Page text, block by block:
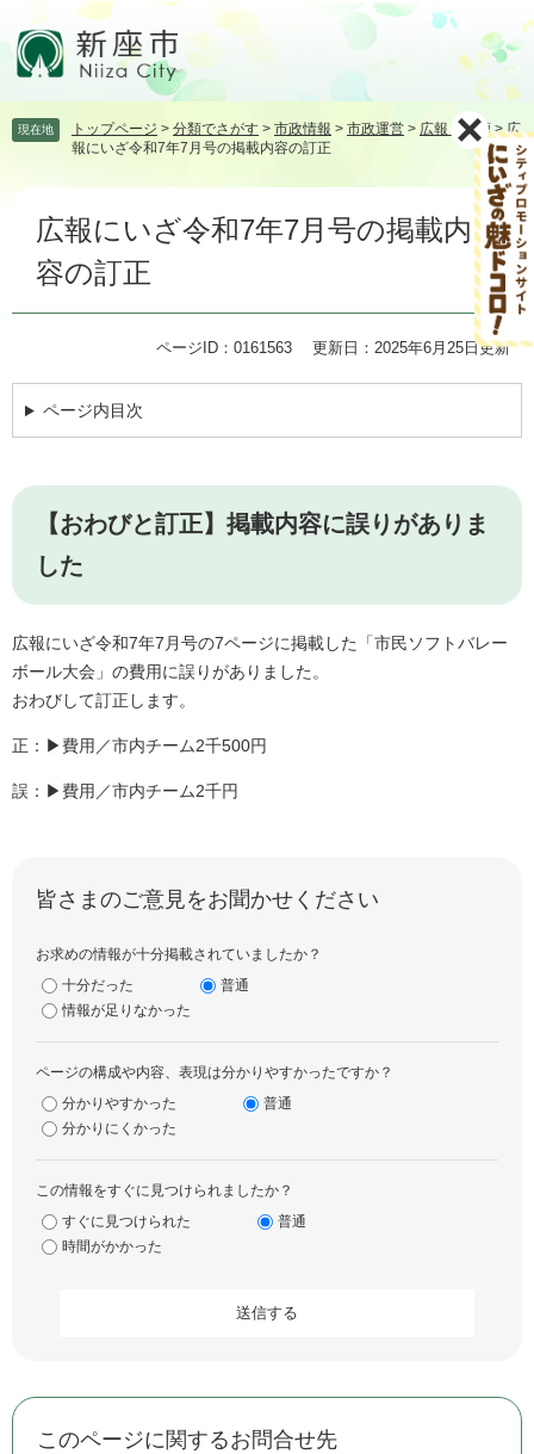
頭飛 現在地 トップページ > 分類でさがす > 市政情報 > 市政運営 > 広報・広聴 >広
報にいざ令和7年7月号の掲載内容の訂正
広報にいざ令和7年7月号の掲載内
容の訂正
ページID：0161563 更新日：2025年6月25日更新
ページ内目次
【おわびと訂正】掲載内容に誤りがありま
した
広報にいざ令和7年7月号の7ページに掲載した「市民ソフトバレー
ボール大会」の費用に誤りがありました。
おわびして訂正します。
正：▶費用／市内チーム2千500円
誤：▶費用／市内チーム2千円
皆さまのご意見をお聞かせください
お求めの情報が十分掲載されていましたか？
十分だった
普通
情報が足りなかった
ページの構成や内容、表現は分かりやすかったですか？
分かりやすかった
普通
分かりにくかった
この情報をすぐに見つけられましたか？
すぐに見つけられた
普通
時間がかかった
このページに関するお問合せ先